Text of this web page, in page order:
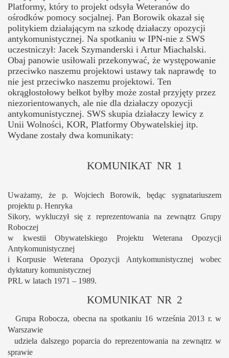
Platformy, który to projekt odsyła Weteranów do
ośrodków pomocy socjalnej. Pan Borowik okazał się
politykiem działającym na szkodę działaczy opozycji
antykomunistycznej. Na spotkaniu w IPN-nie z SWS
uczestniczył: Jacek Szymanderski i Artur Miachalski.
Obaj panowie usiłowali przekonywać, że występowanie
przeciwko naszemu projektowi ustawy tak naprawdę to
nie jest przeciwko naszemu projektowi. Ten
okrągłostołowy bełkot byłby może został przyjęty przez
niezorientowanych, ale nie dla działaczy opozycji
antykomunistycznej. SWS skupia działaczy lewicy z
Unii Wolności, KOR, Platformy Obywatelskiej itp.
Wydane zostały dwa komunikaty:
KOMUNIKAT NR 1
Uważamy, że p. WojciechBorowik, będąc sygnatariuszem
projektu p. Henryka
Sikory, wykluczył się z reprezentowania na zewnątrz Grupy
Roboczej
w kwestii Obywatelskiego Projektu Weterana Opozycji
Antykomunistycznej
i Korpusie Weterana Opozycji Antykomunistycznej wobec
dyktatury komunistycznej
PRL w latach 1971 – 1989.
KOMUNIKAT NR 2
Grupa Robocza, obecna na spotkaniu 16 września 2013 r. w
Warszawie
udziela dalszego poparcia do reprezentowania na zewnątrz w
sprawie